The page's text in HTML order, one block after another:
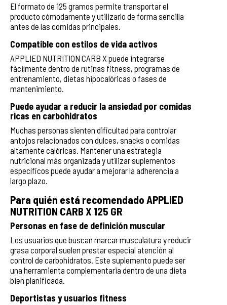
El formato de 125 gramos permite transportar el
producto cómodamente y utilizarlo de forma sencilla
antes de las comidas principales.
Compatible con estilos de vida activos
APPLIED NUTRITION CARB X puede integrarse
fácilmente dentro de rutinas fitness, programas de
entrenamiento, dietas hipocalóricas o fases de
mantenimiento.
Puede ayudar a reducir la ansiedad por comidas
ricas en carbohidratos
Muchas personas sienten dificultad para controlar
antojos relacionados con dulces, snacks o comidas
altamente calóricas. Mantener una estrategia
nutricional más organizada y utilizar suplementos
específicos puede ayudar a mejorar la adherencia a
largo plazo.
Para quién está recomendado APPLIED
NUTRITION CARB X 125 GR
Personas en fase de definición muscular
Los usuarios que buscan marcar musculatura y reducir
grasa corporal suelen prestar especial atención al
control de carbohidratos. Este suplemento puede ser
una herramienta complementaria dentro de una dieta
bien planificada.
Deportistas y usuarios fitness